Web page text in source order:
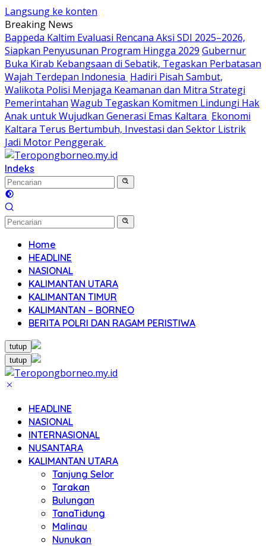
Langsung ke konten
Breaking News
Bappeda Kaltim Evaluasi Rencana Aksi SDI 2025–2026,
Siapkan Penyusunan Program Hingga 2029 Gubernur
Buka Kirab Kebangsaan di Sebatik, Tegaskan Perbatasan
Wajah Terdepan Indonesia Hadiri Pisah Sambut,
Walikota Polisi Menjaga Keamanan dan Mitra Strategi
Pemerintahan Wagub Tegaskan Komitmen Lindungi Hak
Anak untuk Wujudkan Generasi Emas Kaltara Ekonomi
Kaltara Terus Bertumbuh, Investasi dan Sektor Listrik
Jadi Motor Penggerak
Indeks
Home
HEADLINE
NASIONAL
KALIMANTAN UTARA
KALIMANTAN TIMUR
KALIMANTAN – BORNEO
BERITA POLRI DAN RAGAM PERISTIWA
tutup
tutup
HEADLINE
NASIONAL
INTERNASIONAL
NUSANTARA
KALIMANTAN UTARA
Tanjung Selor
Tarakan
Bulungan
TanaTidung
Malinau
Nunukan